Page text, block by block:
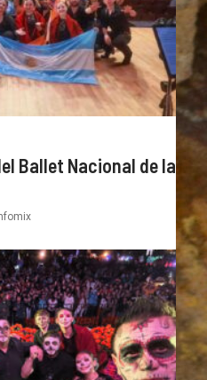
Ballet Nacional de la